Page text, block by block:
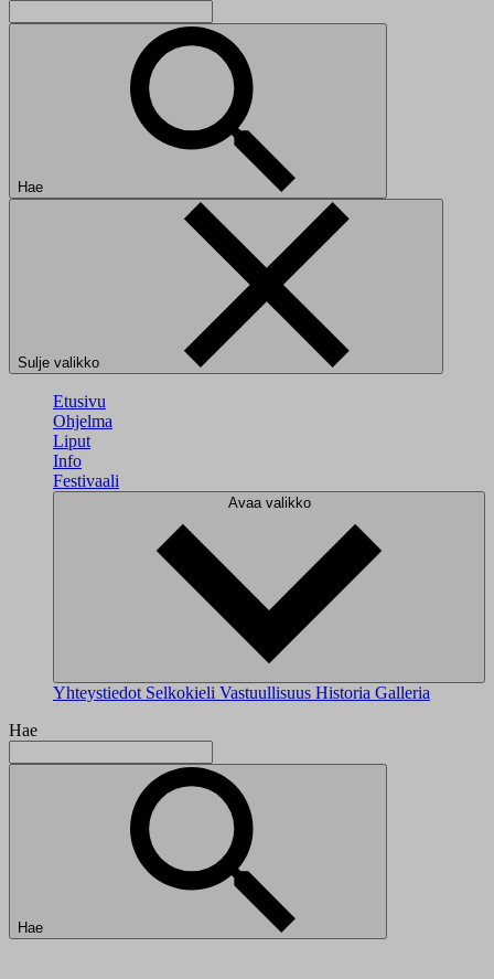
Hae
Sulje valikko
Etusivu
Ohjelma
Liput
Info
Festivaali
Avaa valikko
Yhteystiedot Selkokieli Vastuullisuus Historia Galleria
Hae
Hae